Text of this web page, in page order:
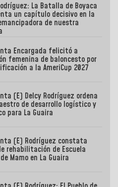
La Batalla de Boyaca
un capítulo decisivo en la
de nuestra
Encargada felicitó a
femenina de baloncesto por
a la AmeriCup 2027
(E) Delcy Rodríguez ordena
de desarrollo logístico y
para La Guaira
(E) Rodríguez constata
rehabilitación de Escuela
Mamo en La Guaira